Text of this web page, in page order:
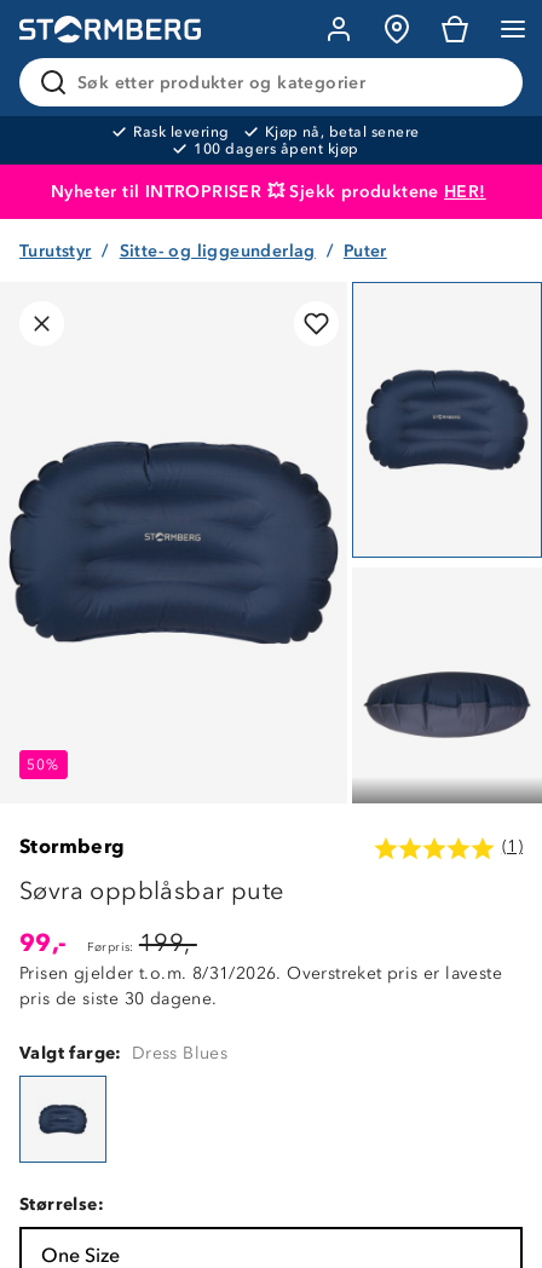
Søk etter produkter og kategorier
Rask levering
Kjøp nå, betal senere
100 dagers åpent kjøp
Nyheter til INTROPRISER 💥 Sjekk produktene HER!
Produktet er lagt i handlekurven Til kassen
Turutstyr Sitte- og liggeunderlag Puter
50%
50%
Stormberg (1)
Søvra oppblåsbar pute
99,-
Førpris: 199,-
Prisen gjelder t.o.m. 8/31/2026. Overstreket pris er laveste
pris de siste 30 dagene.
Valgt farge: Dress Blues
Størrelse:
One Size